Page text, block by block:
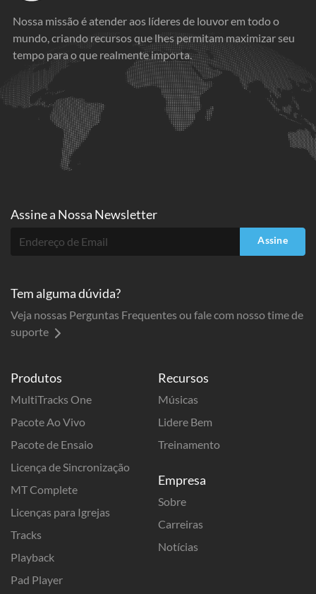
Nossa missão é atender aos líderes de louvor em todo o
mundo, criando recursos que lhes permitam maximizar seu
tempo para o que realmente importa.
Produtos
MultiTracks One
Pacote Ao Vivo
Pacote de Ensaio
Licença de Sincronização
MT Complete
Licenças para Igrejas
Tracks
Playback
Pad Player
Recursos
Músicas
Lidere Bem
Treinamento
Empresa
Sobre
Carreiras
Notícias
Assine a Nossa Newsletter
Assine
Tem alguma dúvida?
Veja nossas Perguntas Frequentes ou fale com nosso time de
suporte